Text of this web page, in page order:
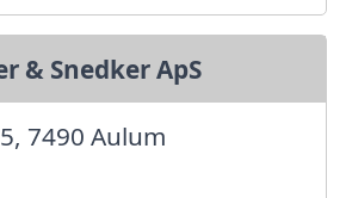
& Snedker ApS
7490 Aulum